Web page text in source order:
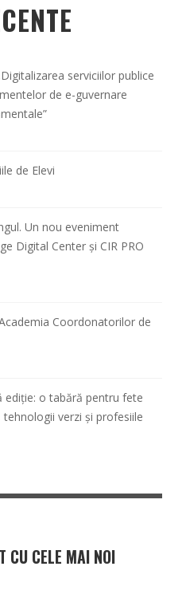
serviciilor publice
de e-guvernare
de Elevi
Un nou eveniment
Digital Center și CIR PRO
Coordonatorilor de
ediție: o tabără pentru fete
verzi și profesiile
CU CELE MAI NOI